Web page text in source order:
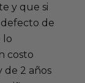
y que si
de
lo
costo
de 2 años